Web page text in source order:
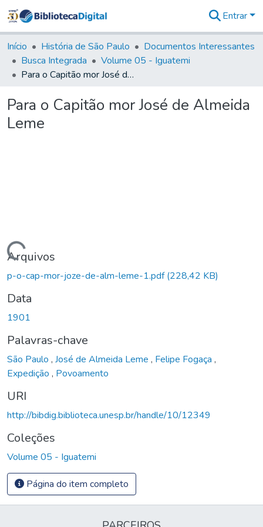
&
Coleções
Tudo na
Biblioteca
Estatísticas
Entrar
Início História de São Paulo
Documentos Interessantes
Busca Integrada
Volume 05 - Iguatemi
Para o Capitão mor José de Almeida Leme
Para o Capitão mor José de Almeida
Leme
Carregando...
Arquivos
p-o-cap-mor-joze-de-alm-leme-1.pdf(228,42 KB)
Data
1901
Palavras-chave
São Paulo , José de Almeida Leme , Felipe Fogaça ,
Expedição , Povoamento
URI
http://bibdig.biblioteca.unesp.br/handle/10/12349
Coleções
Volume 05 - Iguatemi
Página do item completo